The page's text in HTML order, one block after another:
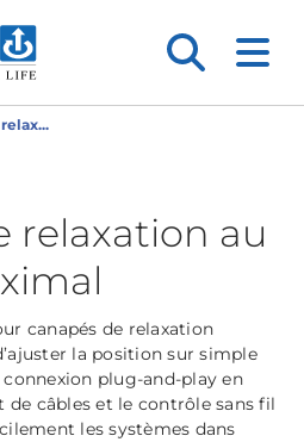
relaxation au
canapés de relaxation
la position sur simple
plug-and-play en
câbles et le contrôle sans fil
les systèmes dans